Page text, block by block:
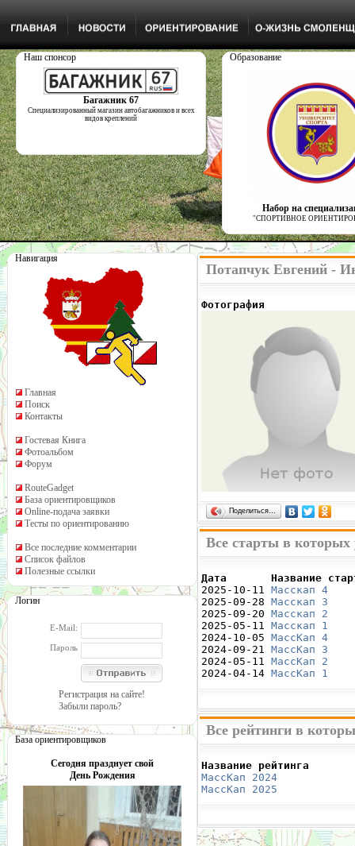
Наш спонсор
Багажник 67
Специализированный магазин автобагажников и всех
видов креплений
Образование
Набор на
"СПОРТИВНОЕ
Навигация
Главная
Поиск
Контакты
Гостевая Книга
Фотоальбом
Форум
RouteGadget
База ориентировщиков
Online-подача заявки
Тесты по ориентированию
Все последние комментарии
Список файлов
Полезные ссылки
Логин
E-Mail:
Пароль
Регистрация на сайте!
Забыли пароль?
База ориентировщиков
Сегодня празднует свой
День Рождения
Потапчук Евгений -
Фотография
Поделиться…
Все старты в которых
Дата       Название
2025-10-11 Масскап 4
2025-09-28 Масскап 3
2025-09-20 Масскап 2
2025-05-11 Масскап 1
2024-10-05 МассКап 4
2024-09-21 МассКап 3
2024-05-11 МассКап 2
2024-04-14 МассКап 1
Все рейтинги в
Название рейтинга
МассКап 2024
МассКап 2025